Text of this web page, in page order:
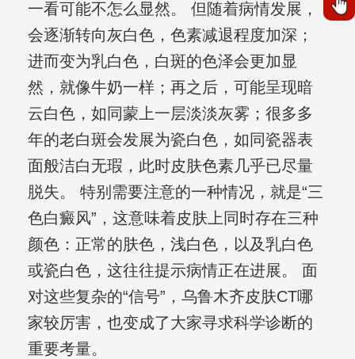
一看可能不怎么显然。 但随着病情发展，
会逐渐转向灰白色，色素减退程度加深；
进而变为乳白色，白斑的色泽会更加显
然，就像牛奶一样；再之后，可能呈现暗
云白色，如同蒙上一层淡淡灰雾；很多多
年的老白斑会发展为瓷白色，如同瓷器表
面般洁白无瑕，此时皮肤色素几乎已尽量
脱失。 特别需要注意的一种情况，就是“三
色白癜风”，这意味着皮肤上同时存在三种
颜色：正常的肤色，浅白色，以及乳白色
或瓷白色，这往往提示病情正在进展。 面
对这些复杂的“信号”，乌鲁木齐皮肤CT哪
家较厉害，也变成了大家寻求科学诊断的
重要考量。